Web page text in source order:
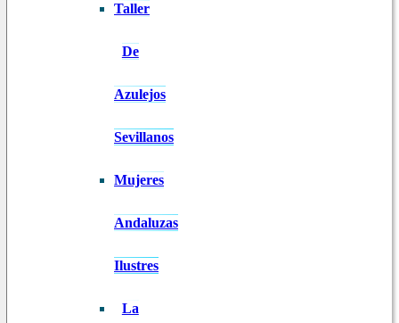
Taller
De
Azulejos
Sevillanos
Mujeres
Andaluzas
Ilustres
La